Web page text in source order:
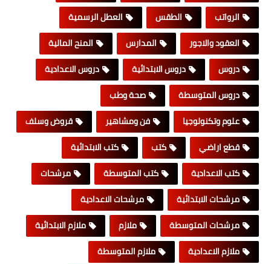
الرواتب
الطقس
العطل الرسمية
العقود والاجور
المدارس
المنح المالية
دروس
دروس الابتدائية
دروس الاعدادية
دروس المتوسطة
صحة وطب
علوم وتكنولوجيا
فن ومشاهير
قروض وسلف
قطع اراضي
كتب
كتب الابتدائية
كتب الاعدادية
كتب المتوسطة
مرشحات
مرشحات الابتدائية
مرشحات الاعدادية
مرشحات المتوسطة
ملازم
ملازم الابتدائية
ملازم الاعدادية
ملازم المتوسطة